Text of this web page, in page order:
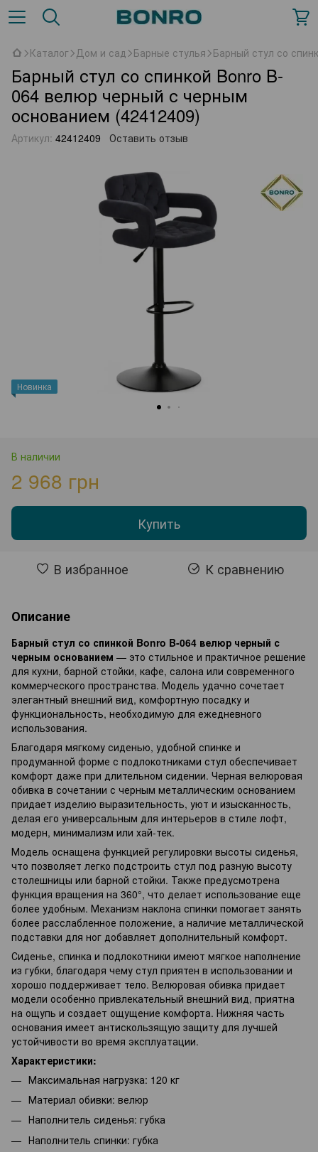
Каталог Дом и сад Барные стулья Барный стул со
Барный стул со спинкой Bonro B-
064 велюр черный с черным
основанием (42412409)
Артикул: 42412409 Оставить отзыв
Новинка
В наличии
2 968 грн
Купить
В избранное К сравнению
Описание
Барный стул со спинкой Bonro B-064 велюр черный с
черным основанием — это стильное и практичное решение
для кухни, барной стойки, кафе, салона или современного
коммерческого пространства. Модель удачно сочетает
элегантный внешний вид, комфортную посадку и
функциональность, необходимую для ежедневного
использования.
Благодаря мягкому сиденью, удобной спинке и
продуманной форме с подлокотниками стул обеспечивает
комфорт даже при длительном сидении. Черная велюровая
обивка в сочетании с черным металлическим основанием
придает изделию выразительность, уют и изысканность,
делая его универсальным для интерьеров в стиле лофт,
модерн, минимализм или хай-тек.
Модель оснащена функцией регулировки высоты сиденья,
что позволяет легко подстроить стул под разную высоту
столешницы или барной стойки. Также предусмотрена
функция вращения на 360°, что делает использование еще
более удобным. Механизм наклона спинки помогает занять
более расслабленное положение, а наличие металлической
подставки для ног добавляет дополнительный комфорт.
Сиденье, спинка и подлокотники имеют мягкое наполнение
из губки, благодаря чему стул приятен в использовании и
хорошо поддерживает тело. Велюровая обивка придает
модели особенно привлекательный внешний вид, приятна
на ощупь и создает ощущение комфорта. Нижняя часть
основания имеет антискользящую защиту для лучшей
устойчивости во время эксплуатации.
Характеристики:
Максимальная нагрузка: 120 кг
Материал обивки: велюр
Наполнитель сиденья: губка
Наполнитель спинки: губка